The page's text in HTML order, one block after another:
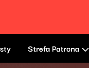
Strefa Patrona